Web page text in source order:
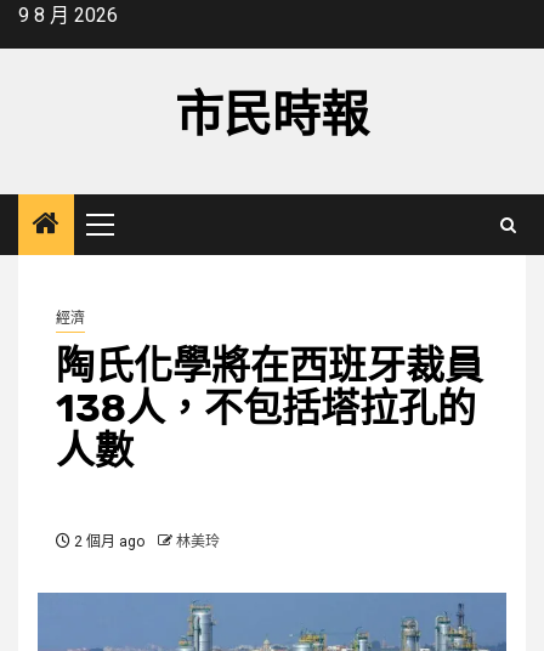
Skip9 8 月 2026
市民時報
Primary
Menu
經濟
陶氏化學將在西班牙裁員
138人，不包括塔拉孔的
人數
2 個月 ago 林美玲